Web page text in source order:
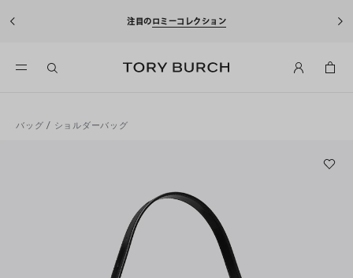
注目のロミーコレクション
バッグ / ショルダーバッグ